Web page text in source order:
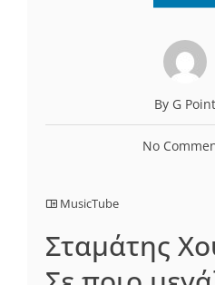
By G Point
No
MusicTube
Σταμάτης